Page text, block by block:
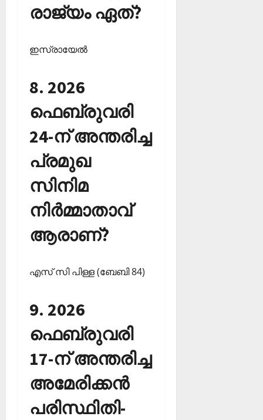
രാജ്യം ഏത്?
ഇസ്രായേല്‍
8. 2026
ഫെബ്രുവരി
24-ന് അന്തരിച്ച
പ്രമുഖ
സിനിമ
നിര്‍മ്മാതാവ്
ആരാണ്?
എസ് സി പിള്ള (ബേബി 84)
9. 2026
ഫെബ്രുവരി
17-ന് അന്തരിച്ച
അമേരിക്കന്‍
പരിസ്ഥിതി-